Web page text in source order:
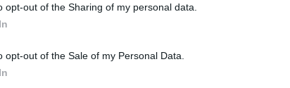
opt-out of the Sharing of my personal data.
opt-out of the Sale of my Personal Data.
BUSCAR MÁS RESPUESTAS